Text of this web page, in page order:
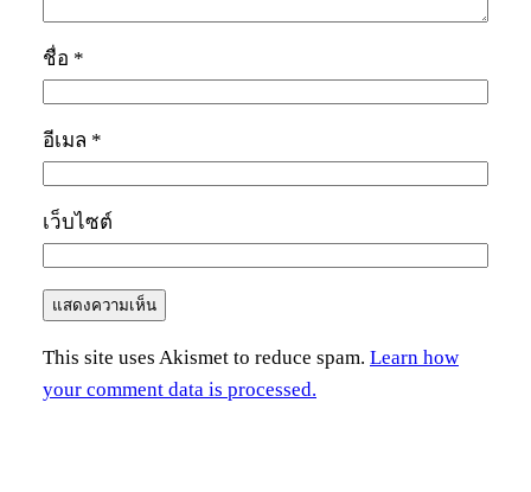
ชื่อ *
อีเมล *
เว็บไซต์
This site uses Akismet to reduce spam. Learn how
your comment data is processed.